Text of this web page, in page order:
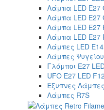
Λάμπα LED E27
Λάμπα LED E27
Λάμπα LED E27
Λάμπα LED E27
Λάμπες LED E14
Λάμπες
Γλόμποι E27
UFO E27 LED
Έξυπνες Λάμπες
Λάμπες R7S